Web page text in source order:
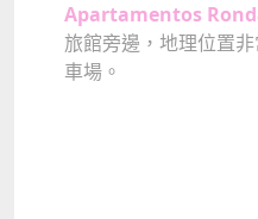
Apartamentos
旅館旁邊，地理位置
車場。